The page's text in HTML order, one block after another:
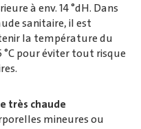
à env. 14 °dH. Dans
sanitaire, il est
la température du
°C pour éviter tout risque
très chaude
mineures ou